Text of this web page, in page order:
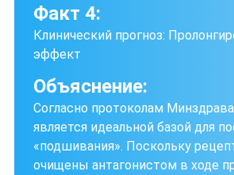
Факт 4:
Клинический прогноз:
эффект
Объяснение:
Согласно протоколам
является идеальной базой для
«подшивания». Поскольку
очищены антагонистом в ходе